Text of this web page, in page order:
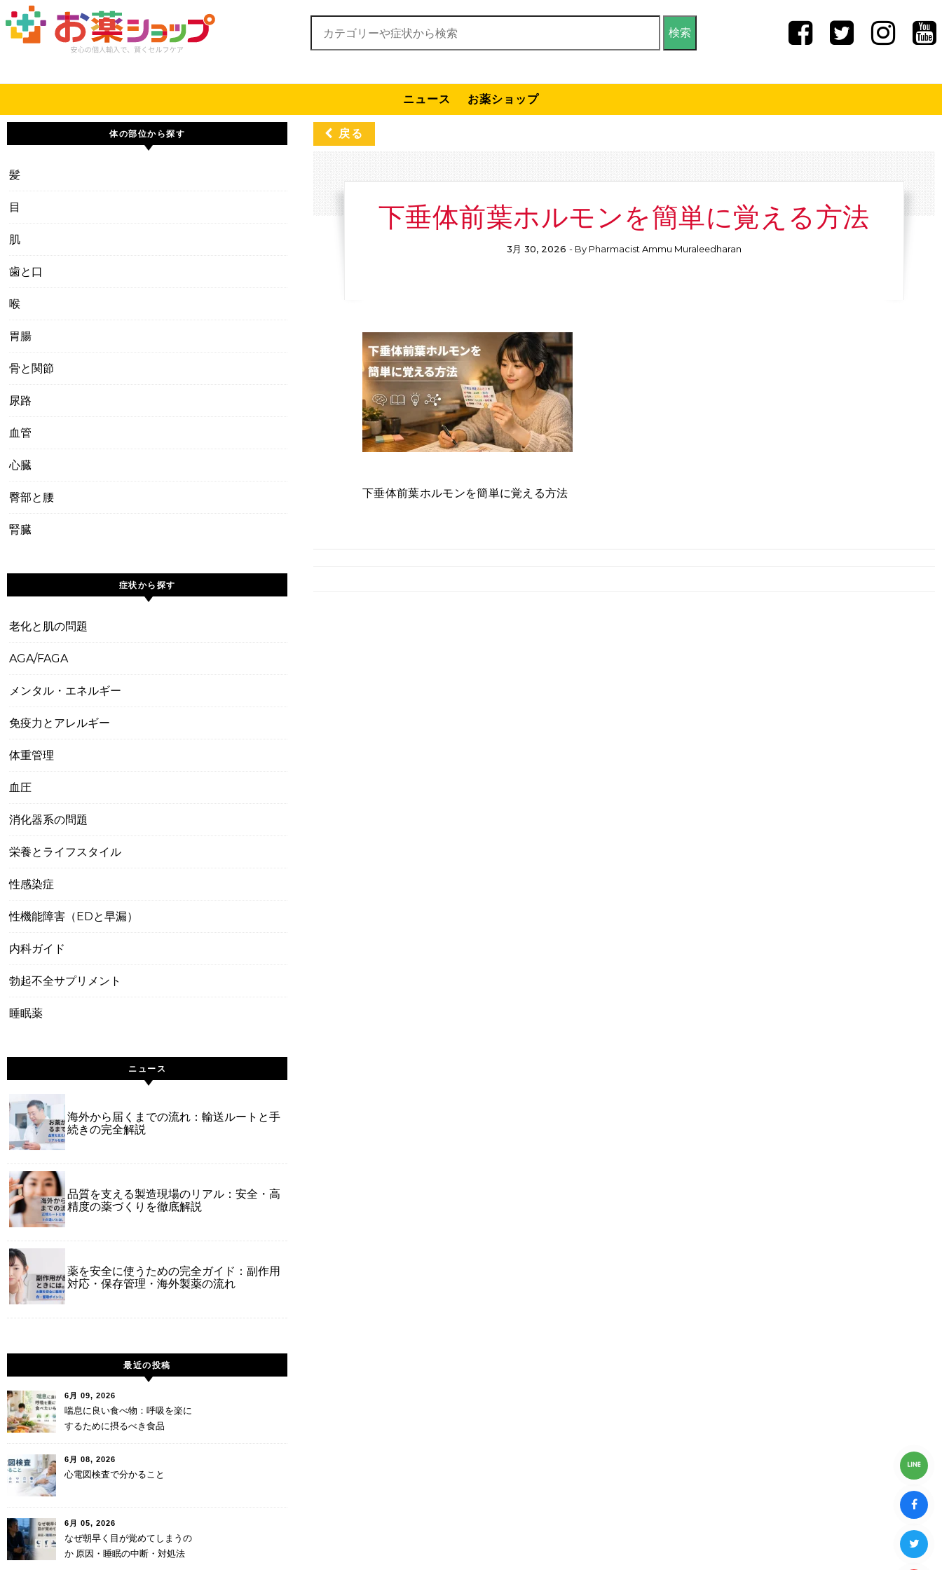
Skip to content
検索:
ニュース お薬ショップ
体の部位から探す
髪
目
肌
歯と口
喉
胃腸
骨と関節
尿路
血管
心臓
臀部と腰
腎臓
症状から探す
老化と肌の問題
AGA/FAGA
メンタル・エネルギー
免疫力とアレルギー
体重管理
血圧
消化器系の問題
栄養とライフスタイル
性感染症
性機能障害（EDと早漏）
内科ガイド
勃起不全サプリメント
睡眠薬
ニュース
海外から届くまでの流れ：輸送ルートと手
続きの完全解説
品質を支える製造現場のリアル：安全・高
精度の薬づくりを徹底解説
薬を安全に使うための完全ガイド：副作用
対応・保存管理・海外製薬の流れ
最近の投稿
6月 09, 2026
喘息に良い食べ物：呼吸を楽に
するために摂るべき食品
6月 08, 2026
心電図検査で分かること
6月 05, 2026
なぜ朝早く目が覚めてしまうの
か 原因・睡眠の中断・対処法
戻る
下垂体前葉ホルモンを簡単に覚える方法
3月 30, 2026 - By Pharmacist Ammu Muraleedharan
下垂体前葉ホルモンを簡単に覚える方法